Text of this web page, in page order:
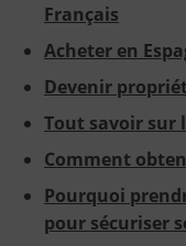
Français
Acheter en
Devenir
Tout savoir sur
Comment
Pourquoi
pour sécuriser